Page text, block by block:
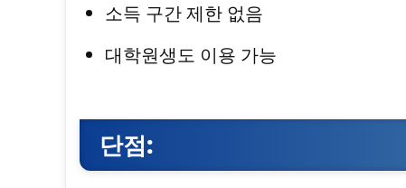
소득 구간 제한 없음
대학원생도 이용 가능
단점: